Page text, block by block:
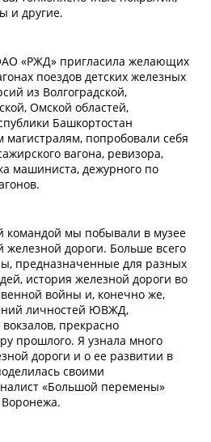
и другие.
«РЖД» пригласила желающих
поездов детских железных
из Волгоградской,
Омской областей,
Башкортостан
магистралям, попробовали себя
вагона, ревизора,
машиниста, дежурного по
командой мы побывали в музее
дороги. Больше всего
предназначенные для разных
история железной дороги во
войны и, конечно же,
личностей ЮВЖД,
прекрасно
прошлого. Я узнала много
дороги и о ее развитии в
своими
«Большой перемены»
Воронежа.